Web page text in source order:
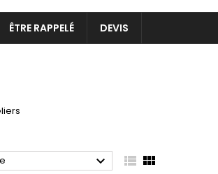
ÊTRE RAPPELÉ DEVIS
  